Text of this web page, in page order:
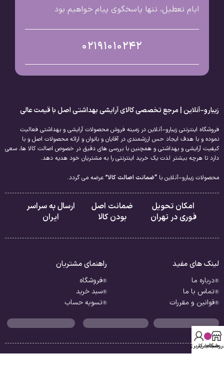
ایام تعطیل، تنها پاسخگوی پیام خواهیم بود
02191010242
زیبارو-آنلاین | مرجع تخصصی کالای آرایشی بهداشتی اصل با قیمت عالی
فروشگاه اینترنتی زیبارو-آنلاین در زمینه فروش محصولات آرایشی و بهداشتی فعالیت
نموده و با هدف ایجاد حس ارزشمندی در آقایان و بانوان و ارائه محصولات اصل و با
کیفیت آرایشی و بهداشتی و همچنین با بررسی های دقیق در خصوص اصالت کالا ها، سعی
دارد تا هرچه بیشتر لذت یک خرید اینترنتی را به مشتریان خود هدیه دهد.
محصولات زیبارو-آنلاین با “ضمانت اصالت کالا” عرضه می گردد.
امکان تحویل
فوری در تهران
ضمانت اصل
بودن کالا
ارسال به سراسر
ایران
لینک های مفید
درباره ما
تماس با ما
قوانین و مقررات
راهنمای مشتریان
فروشگاه
سبد خرید
تسویه حساب
سبد خرید
حساب کاربری من